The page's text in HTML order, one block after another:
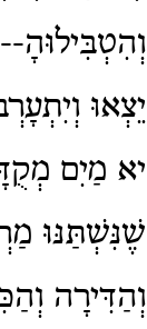
יֵצְאוּ
יא מַיִם
שֶׁנִּשְׁתַּנּוּ
וְהַדִּירָה